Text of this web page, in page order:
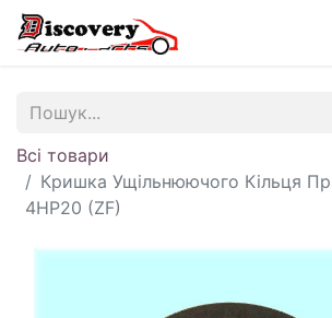
Всі товари
Кришка Ущільнюючого Кільця
4HP20 (ZF)